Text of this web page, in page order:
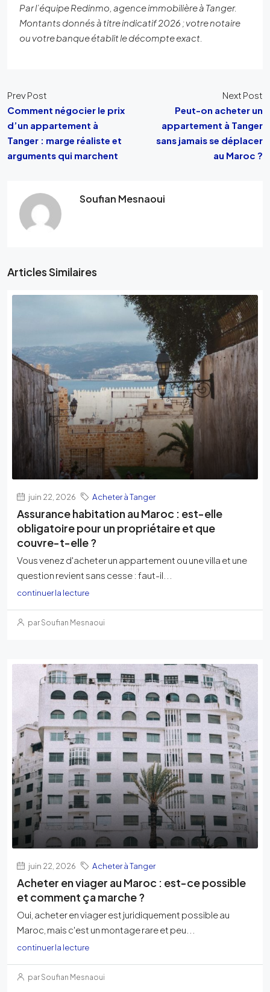
Par l’équipe Redinmo, agence immobilière à Tanger.
Montants donnés à titre indicatif 2026 ; votre notaire
ou votre banque établit le décompte exact.
Prev Post
Comment négocier le prix
d’un appartement à
Tanger : marge réaliste et
arguments qui marchent
Next Post
Peut-on acheter un
appartement à Tanger
sans jamais se déplacer
au Maroc ?
Soufian Mesnaoui
Articles Similaires
juin 22, 2026 Acheter à Tanger
Assurance habitation au Maroc : est-elle
obligatoire pour un propriétaire et que
couvre-t-elle ?
Vous venez d'acheter un appartement ou une villa et une
question revient sans cesse : faut-il...
continuer la lecture
par Soufian Mesnaoui
juin 22, 2026 Acheter à Tanger
Acheter en viager au Maroc : est-ce possible
et comment ça marche ?
Oui, acheter en viager est juridiquement possible au
Maroc, mais c'est un montage rare et peu...
continuer la lecture
par Soufian Mesnaoui